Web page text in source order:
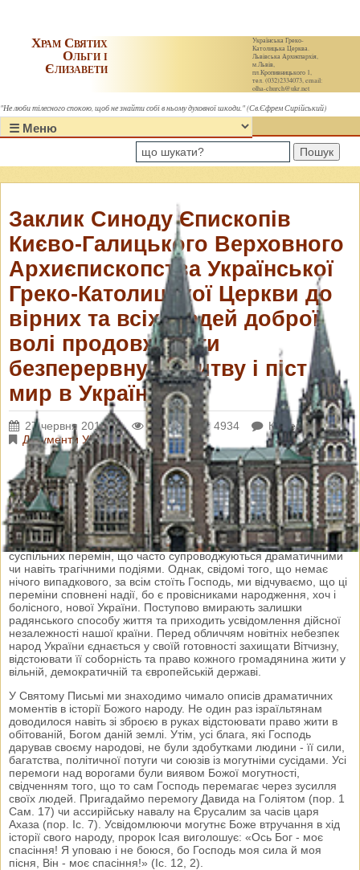
Українська Греко-
Католицька Церква.
Львівська Архиєпархія,
м.Львів,
пл.Кропивницького 1,
тел. (032)2334073, email:
olha-church@ukr.net
Храм Святих
Ольги і
Єлизавети
"Не люби тілесного спокою, щоб не знайти собі в ньому духовної шкоди." (Св.Єфрем Сирійський)
Пошук
Заклик Синоду Єпископів
Києво-Галицького Верховного
Архиєпископства Української
Греко-Католицької Церкви до
вірних та всіх людей доброї
волі продовжувати
безперервну молитву і піст за
мир в Україні
27 червня 2014 р. Переглядів: 4934
Коментарі: 0
Документи УГКЦ
Вих. ВА 14/288
Дорогі в Христі!
Упродовж останніх місяців Українська Держава та наш народ
переживають чи не найважчий період свого буття в новітній
історії. Ми всі є свідками, а багато з нас і учасниками швидких
суспільних перемін, що часто супроводжуються драматичними
чи навіть трагічними подіями. Однак, свідомі того, що немає
нічого випадкового, за всім стоїть Господь, ми відчуваємо, що ці
переміни сповнені надії, бо є провісниками народження, хоч і
болісного, нової України. Поступово вмирають залишки
радянського способу життя та приходить усвідомлення дійсної
незалежності нашої країни. Перед обличчям новітніх небезпек
народ України єднається у своїй готовності захищати Вітчизну,
відстоювати її соборність та право кожного громадянина жити у
вільній, демократичній та європейській державі.
У Святому Письмі ми знаходимо чимало описів драматичних
моментів в історії Божого народу. Не один раз ізраїльтянам
доводилося навіть зі зброєю в руках відстоювати право жити в
обітованій, Богом даній землі. Утім, усі блага, які Господь
дарував своєму народові, не були здобутками людини - її сили,
багатства, політичної потуги чи союзів із могутніми сусідами. Усі
перемоги над ворогами були виявом Божої могутності,
свідченням того, що то сам Господь перемагає через зусилля
своїх людей. Пригадаймо перемогу Давида на Голіятом (пор. 1
Сам. 17) чи ассирійську навалу на Єрусалим за часів царя
Ахаза (пор. Іс. 7). Усвідомлюючи могутнє Боже втручання в хід
історії свого народу, пророк Ісая виголошує: «Ось Бог - моє
спасіння! Я уповаю і не боюся, бо Господь моя сила й моя
пісня, Він - моє спасіння!» (Iс. 12, 2).